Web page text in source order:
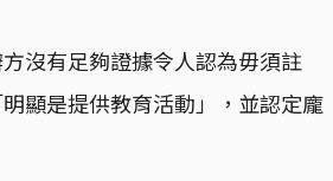
沒有足夠證據令人認為毋須註
顯是提供教育活動」，並認定龐